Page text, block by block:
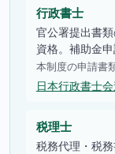
行政書士
官公署提出書
資格。補助金
本制度の申請書
日本行政書士
税理士
税務代理・税